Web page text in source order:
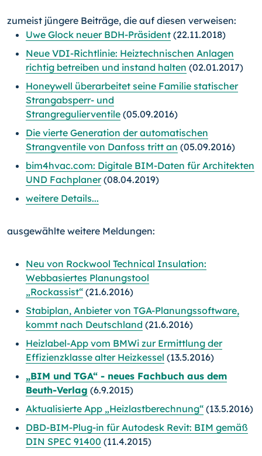
zumeist jüngere Beiträge, die auf diesen verweisen:
Uwe Glock neuer BDH-Präsident (22.11.2018)
Neue VDI-Richtlinie: Heiztechnischen Anlagen
richtig betreiben und instand halten (02.01.2017)
Honeywell überarbeitet seine Familie statischer
Strangabsperr- und
Strangregulierventile (05.09.2016)
Die vierte Generation der automatischen
Strangventile von Danfoss tritt an (05.09.2016)
bim4hvac.com: Digitale BIM-Daten für Architekten
UND Fachplaner(08.04.2019)
weitere Details...
ausgewählte weitere Meldungen:
Neu von Rockwool Technical Insulation:
Webbasiertes Planungstool
„Rockassist“ (21.6.2016)
Stabiplan, Anbieter von TGA-Planungssoftware,
kommt nach Deutschland (21.6.2016)
Heizlabel-App vom BMWi zur Ermittlung der
Effizienzklasse alter Heizkessel (13.5.2016)
„BIM und TGA“ - neues Fachbuch aus dem
Beuth-Verlag (6.9.2015)
Aktualisierte App „Heizlastberechnung“ (13.5.2016)
DBD-BIM-Plug-in für Autodesk Revit: BIM gemäß
DIN SPEC 91400 (11.4.2015)